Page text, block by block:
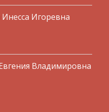
Игоревна
Владимировна